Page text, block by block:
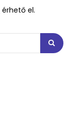
érhető el.